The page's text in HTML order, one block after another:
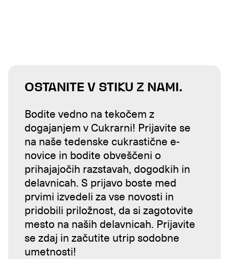
OSTANITE V STIKU Z NAMI.
Bodite vedno na tekočem z
dogajanjem v Cukrarni! Prijavite se
na naše tedenske cukrastične e-
novice in bodite obveščeni o
prihajajočih razstavah, dogodkih in
delavnicah. S prijavo boste med
prvimi izvedeli za vse novosti in
pridobili priložnost, da si zagotovite
mesto na naših delavnicah. Prijavite
se zdaj in začutite utrip sodobne
umetnosti!